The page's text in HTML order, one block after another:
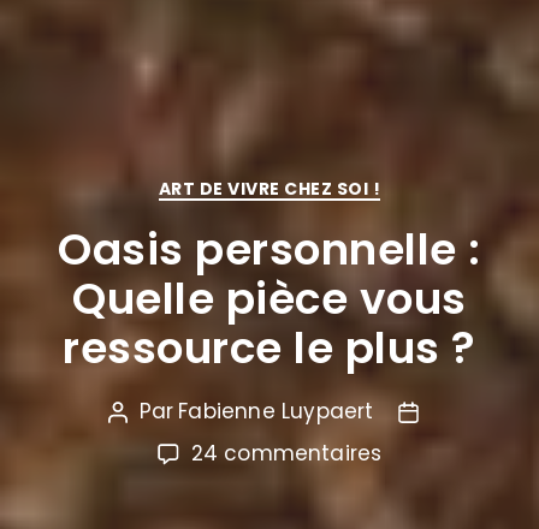
ART DE VIVRE CHEZ SOI !
Oasis personnelle :
Quelle pièce vous
ressource le plus ?
Par Fabienne Luypaert
24 commentaires